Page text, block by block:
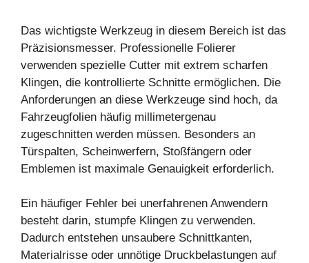
Das wichtigste Werkzeug in diesem Bereich ist das
Präzisionsmesser. Professionelle Folierer
verwenden spezielle Cutter mit extrem scharfen
Klingen, die kontrollierte Schnitte ermöglichen. Die
Anforderungen an diese Werkzeuge sind hoch, da
Fahrzeugfolien häufig millimetergenau
zugeschnitten werden müssen. Besonders an
Türspalten, Scheinwerfern, Stoßfängern oder
Emblemen ist maximale Genauigkeit erforderlich.
Ein häufiger Fehler bei unerfahrenen Anwendern
besteht darin, stumpfe Klingen zu verwenden.
Dadurch entstehen unsaubere Schnittkanten,
Materialrisse oder unnötige Druckbelastungen auf